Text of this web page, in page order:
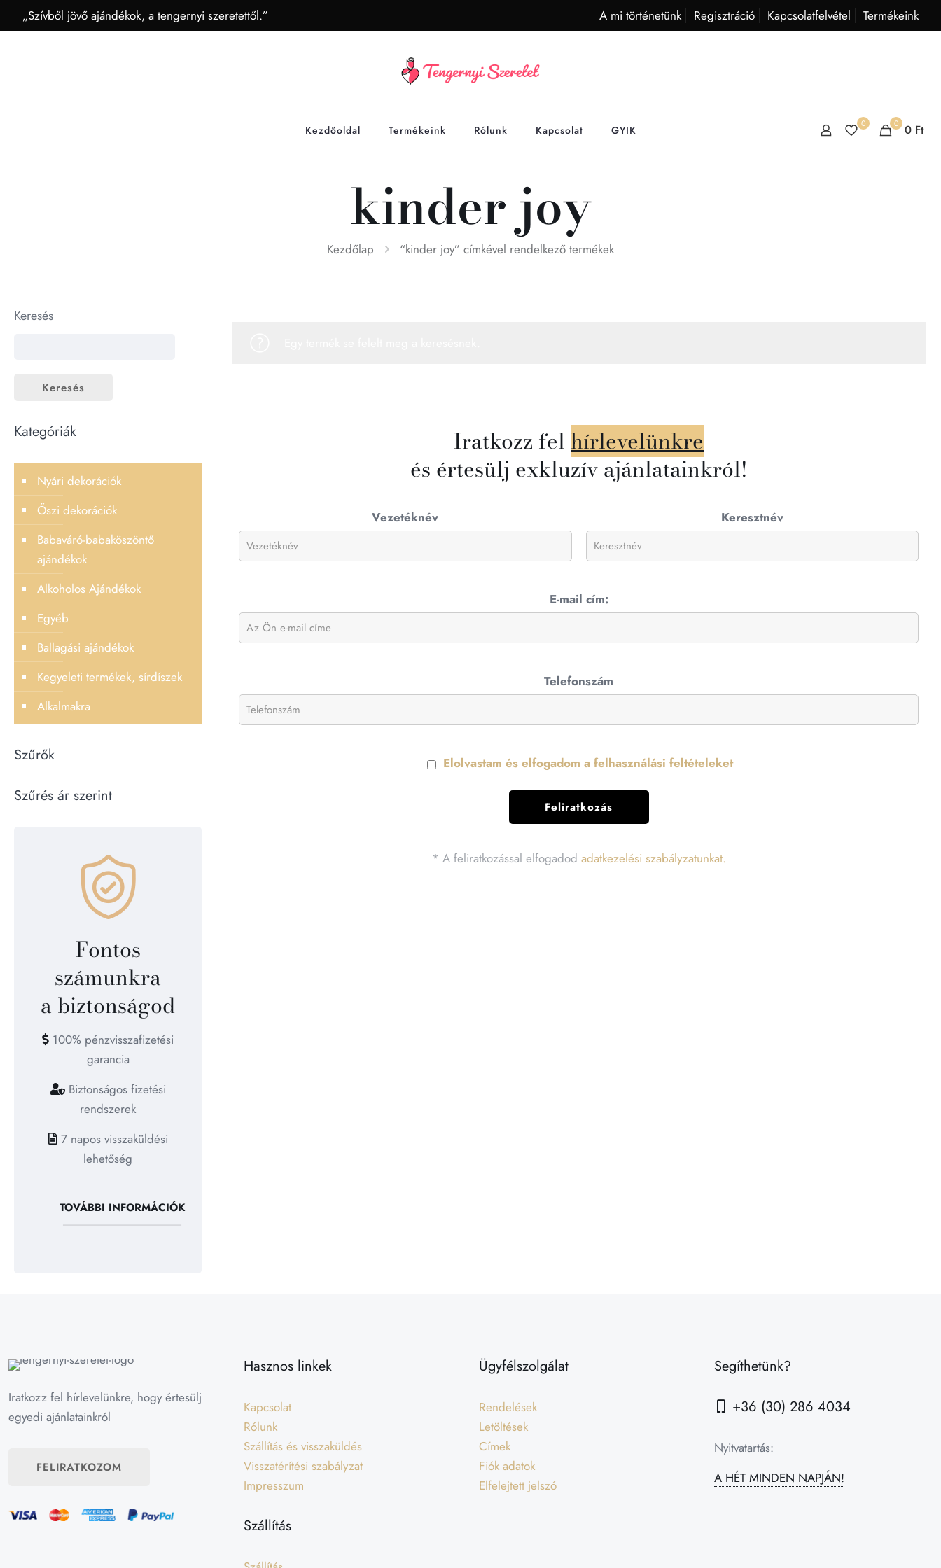
„Szívből jövő ajándékok, a tengernyi szeretettől.” A mi történetünk Regisztráció Kapcsolatfelvétel Termékeink
Kezdőoldal Termékeink Rólunk Kapcsolat GYIK 0 0 0 Ft
kinder joy
Kezdőlap “kinder joy” címkével rendelkező termékek
Iratkozz fel hírlevelünkre
és értesülj exkluzív ajánlatainkról!
Vezetéknév Keresztnév
E-mail cím:
Telefonszám
Elolvastam és elfogadom a felhasználási feltételeket
* A feliratkozással elfogadod adatkezelési szabályzatunkat.
Keresés
Keresés
Kategóriák
Nyári dekorációk
Őszi dekorációk
Babaváró-babaköszöntő
ajándékok
Alkoholos Ajándékok
Egyéb
Ballagási ajándékok
Kegyeleti termékek, sírdíszek
Alkalmakra
Szűrők
Szűrés ár szerint
Fontos
számunkra
a biztonságod
100% pénzvisszafizetési
garancia
Biztonságos fizetési
rendszerek
7 napos visszaküldési
lehetőség
TOVÁBBI INFORMÁCIÓK
Iratkozz fel hírlevelünkre, hogy értesülj
egyedi ajánlatainkról
FELIRATKOZOM
Hasznos linkek
Kapcsolat
Rólunk
Szállítás és visszaküldés
Visszatérítési szabályzat
Impresszum
Szállítás
Ügyfélszolgálat
Rendelések
Letöltések
Címek
Fiók adatok
Elfelejtett jelszó
Segíthetünk?
+36 (30) 286 4034
Nyitvatartás:
A HÉT MINDEN NAPJÁN!